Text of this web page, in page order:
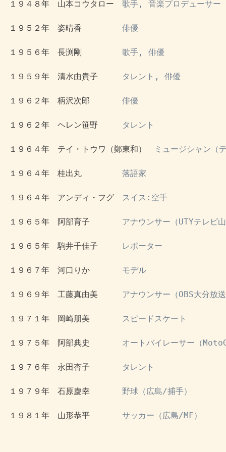
１９４８年　山本コウタロー 歌手, 音楽プロデューサー
１９５２年　姿晴香 俳優
１９５６年　長渕剛 歌手, 俳優
１９５９年　清水由貴子 タレント, 俳優
１９６２年　柄沢次郎 俳優
１９６２年　ヘレン笹野 タレント
１９６４年　テイ・トウワ（鄭東和） ミュージシャン（
１９６４年　桂出丸 落語家
１９６４年　アンディ・フグ スイス:空手
１９６５年　阿部育子 アナウンサー（UTYテレビ山
１９６５年　駒井千佳子 レポーター
１９６７年　河口りか モデル
１９６９年　工藤真由美 アナウンサー（OBS大分放送
１９７１年　岡崎朋美 スピードスケート
１９７５年　阿部典史 オートバイレーサー（
１９７６年　永田杏子 タレント
１９７９年　石原慶幸 野球（広島/捕手）
１９８１年　山形恭平 サッカー（広島/MF）